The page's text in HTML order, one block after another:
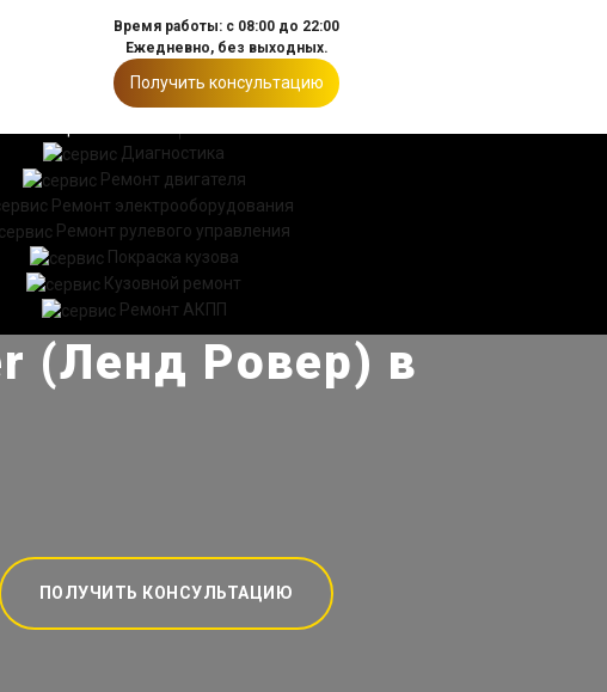
Время работы: с 08:00 до 22:00
Ежедневно, без выходных.
Получить консультацию
Диагностика
Ремонт двигателя
Ремонт электрооборудования
Ремонт рулевого управления
Покраска кузова
Кузовной ремонт
Ремонт АКПП
(Ленд Ровер) в
ПОЛУЧИТЬ КОНСУЛЬТАЦИЮ